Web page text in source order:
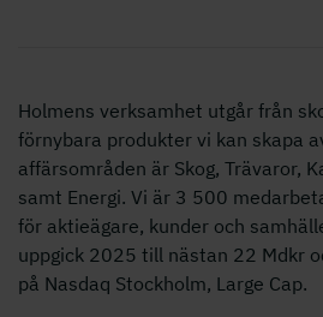
Holmens verksamhet utgår från
förnybara produkter vi kan skapa
affärsområden är Skog, Trävaror,
samt Energi. Vi är 3 500
för aktieägare, kunder och
uppgick 2025 till nästan 22 Mdkr
på Nasdaq Stockholm, Large Cap.